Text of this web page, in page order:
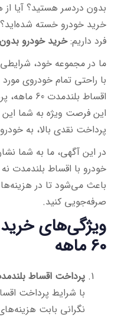
بدون دردسر هستید؟ آیا از
خرید خودرو خسته
فرد داریم:خرید خودرو بدون
ما در مجموعه خود، شرایطی
با راحتی تمام خودروی
اقساط
این فرصت ویژه به شما این
پرداخت نقدی بالا، به
در این آگهی، ما به شما
خودرو با اقساط بلندمدت
باعث می‌شود تا در
صرفه‌جویی کنید.
ویژگی‌های
60 ماهه
پرداخت اقساط
نگرانی بابت